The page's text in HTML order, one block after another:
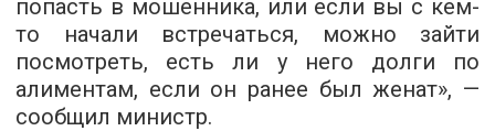
попасть в мошенника, или если вы с кем-
то начали встречаться, можно зайти
посмотреть, есть ли у него долги по
алиментам, если он ранее был женат», —
сообщил министр.